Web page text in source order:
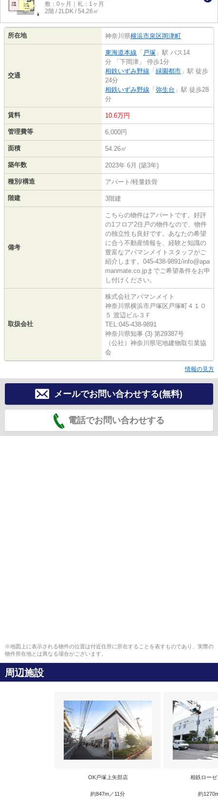
敷：0ヶ月｜礼：1ヶ月
2階 / 2LDK / 54.26㎡
所在地 神奈川県横浜市泉区岡津町
交通
東海道本線 「 戸塚 」駅 バス14
分 「下岡津」 停歩1分
相鉄いずみ野線 「 緑園都市 」駅 徒歩
24分
相鉄いずみ野線 「 弥生台 」駅 徒歩28
分
賃料 10.6万円
管理費等 6,000円
面積 54.26㎡
築年数 2023年 6月 (築3年)
種別/構造 アパート/軽量鉄骨
階建 3階建
備考
こちらの物件はアパートです。好評
の1フロア2住戸の物件なので、物件
の独立性も良好です。あなたの希望
に合う不動産情報を、経験と知識の
豊富なアパマンメイトスタッフがご
紹介します。045-438-9891/info@apa
manmate.co.jpまでご希望条件をお申
し付けください。
取扱会社
株式会社アパマンメイト
神奈川県横浜市戸塚区戸塚町４１０
５ 渡辺ビル３Ｆ
TEL:045-438-9891
神奈川県知事 (3) 第29387号
（公社）神奈川県宅地建物取引業協
会
情報の見方
メールでお問い合わせする(無料)
電話でお問い合わせする
※地図上に表示される物件の位置は付近住所に所在することを表すものであり、実際の
物件所在地とは異なる場合がございます。
周辺施設
OK戸塚上矢部店
約847m／11分
相鉄ロー
約